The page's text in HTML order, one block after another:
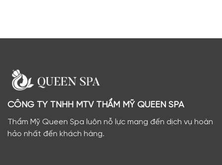
CÔNG TY TNHH MTV THẨM MỸ QUEEN SPA
Thẩm Mỹ Queen Spa luôn nỗ lực mang đến dịch vụ hoàn
hảo nhất đến khách hàng.